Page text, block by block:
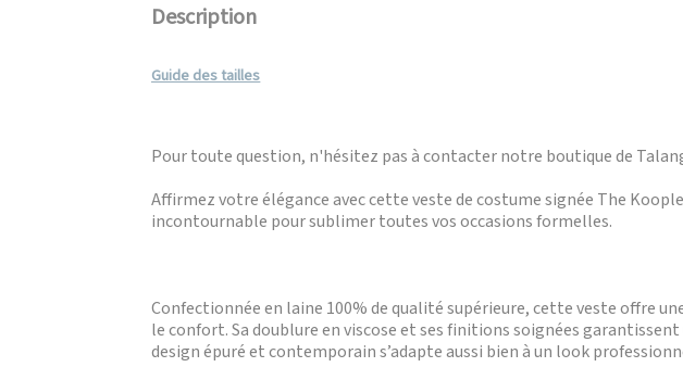
Description
Guide des tailles
Pour toute question, n'hésitez pas à contacter notre boutique de
Affirmez votre élégance avec cette veste de costume signée The
incontournable pour sublimer toutes vos occasions formelles.
Confectionnée en laine 100% de qualité supérieure, cette veste offre
le confort. Sa doublure en viscose et ses finitions soignées
design épuré et contemporain s’adapte aussi bien à un look